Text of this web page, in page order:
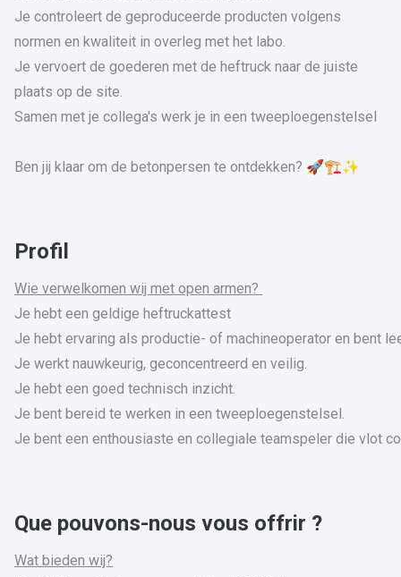
Je controleert de geproduceerde producten volgens
normen en kwaliteit in overleg met het labo.
Je vervoert de goederen met de heftruck naar de juiste
plaats op de site.
Samen met je collega's werk je in een tweeploegenstelsel
Ben jij klaar om de betonpersen te ontdekken? 🚀🏗️✨
Profil
Wie verwelkomen wij met open armen?
Je hebt een geldige heftruckattest
Je hebt ervaring als productie- of machineoperator en bent
Je werkt nauwkeurig, geconcentreerd en veilig.
Je hebt een goed technisch inzicht.
Je bent bereid te werken in een tweeploegenstelsel.
Je bent een enthousiaste en collegiale teamspeler die vlot
Que pouvons-nous vous offrir ?
Wat bieden wij?